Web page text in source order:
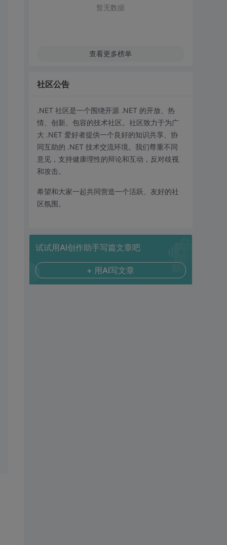
暂无数据
查看更多榜单
社区公告
.NET 社区是一个围绕开源 .NET 的开放、热
情、创新、包容的技术社区。社区致力于为广
大 .NET 爱好者提供一个良好的知识共享、协
同互助的 .NET 技术交流环境。我们尊重不同
意见，支持健康理性的辩论和互动，反对歧视
和攻击。
希望和大家一起共同营造一个活跃、友好的社
区氛围。
试试用AI创作助手写篇文章吧
+ 用AI写文章